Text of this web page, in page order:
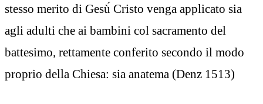
stesso merito di Gesù́ Cristo venga applicato sia
agli adulti che ai bambini col sacramento del
battesimo, rettamente conferito secondo il modo
proprio della Chiesa: sia anatema (Denz 1513)